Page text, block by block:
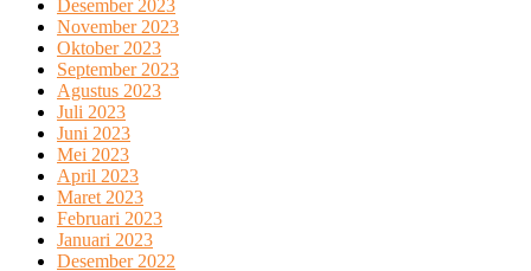
Desember 2023
November 2023
Oktober 2023
September 2023
Agustus 2023
Juli 2023
Juni 2023
Mei 2023
April 2023
Maret 2023
Februari 2023
Januari 2023
Desember 2022